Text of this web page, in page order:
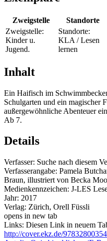
Zweigstelle Standorte
Zweigstelle:
Kinder u.
Jugend.
Standorte:
KLA / Lesen
lernen
Inhalt
Ein Haifisch im
Schulgarten und ein magischer
außergewöhnliche Abenteuer
Ab 7.
Details
Verfasser: Suche nach diesem
Verfasserangabe: Pamela
Braun, illustriert von Becka
Medienkennzeichen: J-LES
Jahr: 2017
Verlag: Zürich, Orell Füssli
opens in new tab
Links: Diesen Link in neuem
http://cover.ekz.de/